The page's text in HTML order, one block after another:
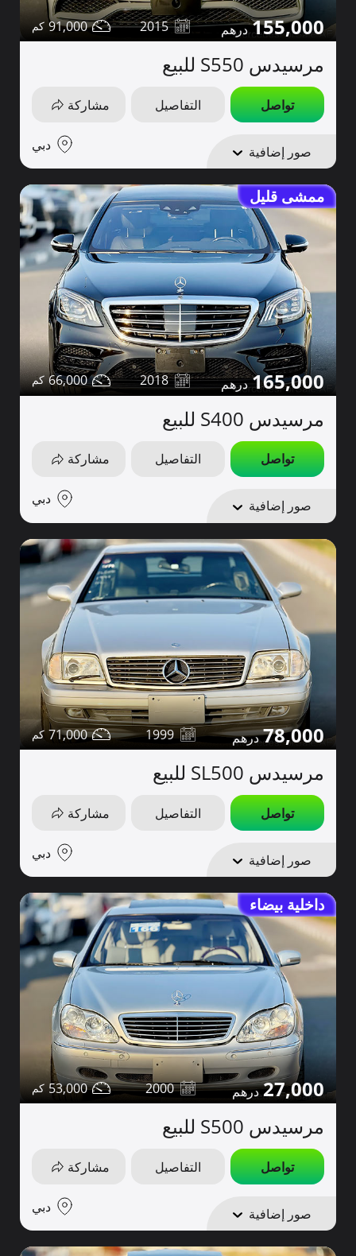
155,000
2015
91,000
مرسيدس S550 للبيع
تواصل التفاصيل مشاركة
صور إضافية دبي
ممشى قليل
165,000
2018
66,000
مرسيدس S400 للبيع
تواصل التفاصيل مشاركة
صور إضافية دبي
78,000
1999
71,000
مرسيدس SL500 للبيع
تواصل التفاصيل مشاركة
صور إضافية دبي
داخلية بيضاء
27,000
2000
53,000
مرسيدس S500 للبيع
تواصل التفاصيل مشاركة
صور إضافية دبي